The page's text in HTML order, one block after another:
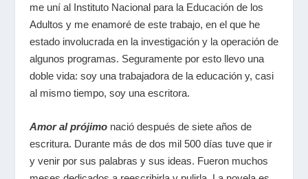
me uní al Instituto Nacional para la Educación de los
Adultos y me enamoré de este trabajo, en el que he
estado involucrada en la investigación y la operación de
algunos programas. Seguramente por esto llevo una
doble vida: soy una trabajadora de la educación y, casi
al mismo tiempo, soy una escritora.
Amor al prójimonació después de siete años de
escritura. Durante más de dos mil 500 días tuve que ir
y venir por sus palabras y sus ideas. Fueron muchos